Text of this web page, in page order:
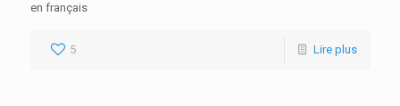
en français
5 Lire plus